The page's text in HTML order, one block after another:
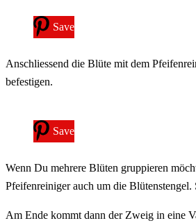
Save
Anschliessend die Blüte mit dem
befestigen.
Save
Wenn Du mehrere Blüten gruppieren
Pfeifenreiniger auch um die
Am Ende kommt dann der Zweig in eine